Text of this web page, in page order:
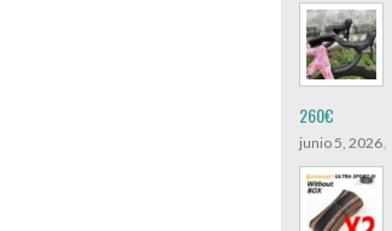
260€
junio 5, 2026,